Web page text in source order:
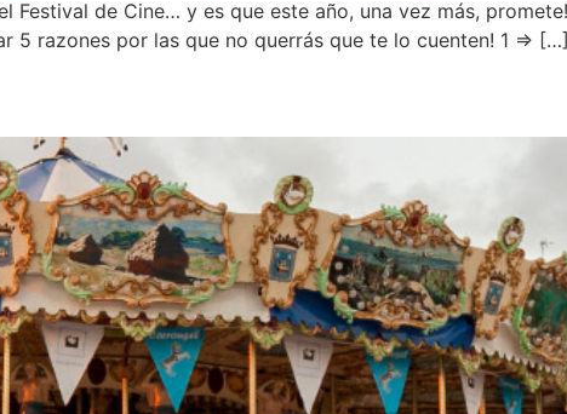
Festival de Cine… y es que este año, una vez más,
5 razones por las que no querrás que te lo cuenten! 1 ⇒ […]